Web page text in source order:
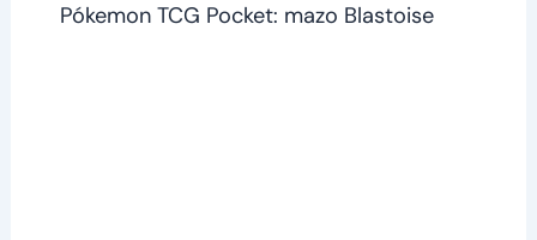
Pókemon TCG Pocket: mazo Blastoise